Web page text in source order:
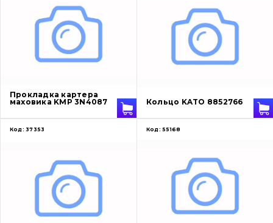
Прокладка картера
маховика KMP 3N4087
Кольцо KATO 8852766
Код: 37353 Код: 55168